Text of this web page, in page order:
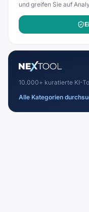
und greifen Sie auf
10.000+ kuratierte KI-
Alle Kategorien